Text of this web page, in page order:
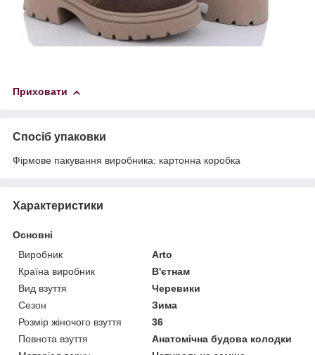
Приховати
Спосіб упаковки
Фірмове пакування виробника: картонна коробка
Характеристики
Основні
Виробник
Arto
Країна виробник
В'єтнам
Вид взуття
Черевики
Сезон
Зима
Розмір жіночого взуття
36
Повнота взуття
Анатомічна будова колодки